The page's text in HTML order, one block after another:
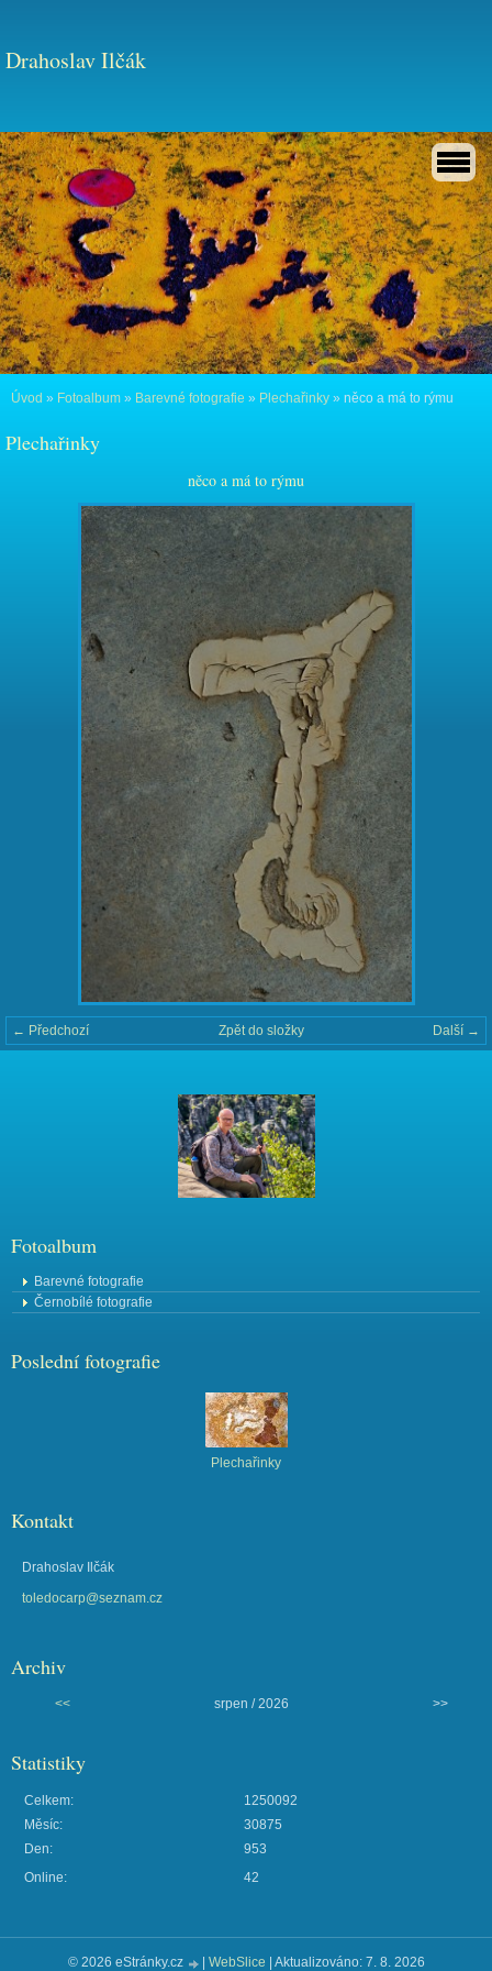
Drahoslav Ilčák
Úvod » Fotoalbum » Barevné fotografie » Plechařinky » něco a má to rýmu
Plechařinky
něco a má to rýmu
← Předchozí Další →
Zpět do složky
Fotoalbum
Barevné fotografie
Černobílé fotografie
Poslední fotografie
Plechařinky
Kontakt
Drahoslav Ilčák
toledocarp@seznam.cz
Archiv
<< srpen / 2026 >>
Statistiky
Online: 42
Celkem:
1250092
Měsíc:
30875
Den:
953
© 2026 eStránky.cz WebSlice Aktualizováno: 7. 8. 2026